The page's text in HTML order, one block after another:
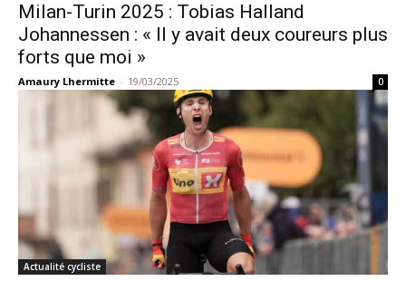
Milan-Turin 2025 : Tobias Halland
Johannessen : « Il y avait deux coureurs plus
forts que moi »
Amaury Lhermitte - 19/03/2025 0
Actualité cycliste